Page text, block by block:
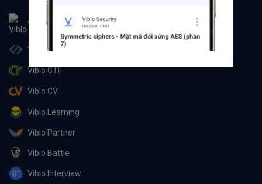
Viblo
Viblo Code
Viblo CTF
Viblo CV
Viblo Learning
Viblo Partner
Viblo Battle
Viblo Interview